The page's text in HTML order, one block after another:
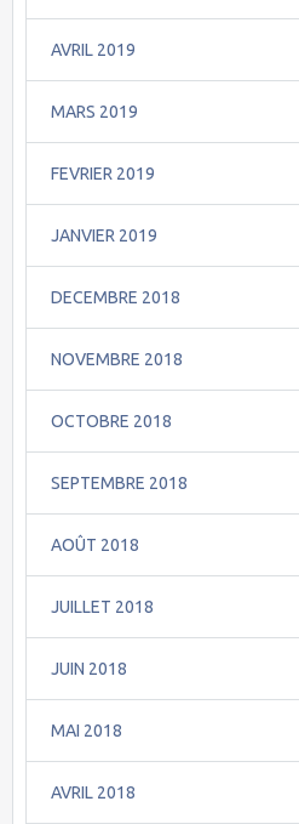
AVRIL 2019
MARS 2019
FEVRIER 2019
JANVIER 2019
DECEMBRE 2018
NOVEMBRE 2018
OCTOBRE 2018
SEPTEMBRE 2018
AOÛT 2018
JUILLET 2018
JUIN 2018
MAI 2018
AVRIL 2018